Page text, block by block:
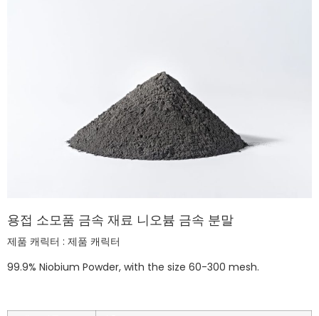
용접 소모품 금속 재료 니오븀 금속 분말
제품 캐릭터 : 제품 캐릭터
99.9% Niobium Powder, with the size 60-300 mesh.